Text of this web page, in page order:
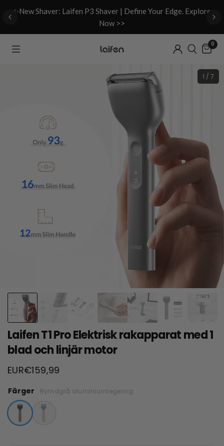
✨New Shaver: Laifen P3 Shaver | Define Your Edge. Explore
Now >>
0
1 / 7
Laifen T1 Pro Elektrisk rakapparat med 1
blad och linjär motor
EUR€159,99
Färger Rymdgrå aluminiumlegering